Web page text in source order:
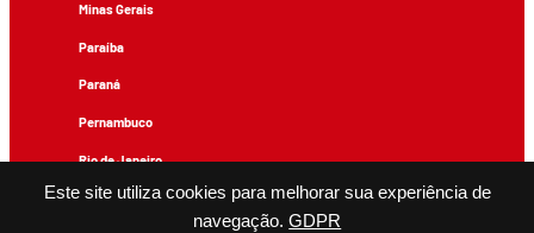
Este site utiliza cookies para melhorar sua experiência de
navegação. GDPR
Minas Gerais
Paraíba
Paraná
Pernambuco
Rio de Janeiro
Rio Grande do Sul